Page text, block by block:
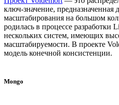
ключ-значение, предназначенная
масштабирования на большом
родилась в процессе разработки
нескольких систем, имеющих
масштабируемости. В проекте
модель конечной консистенции.
Mongo